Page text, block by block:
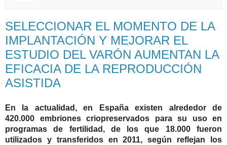
SELECCIONAR EL MOMENTO DE LA
IMPLANTACIÓN Y MEJORAR EL
ESTUDIO DEL VARÓN AUMENTAN LA
EFICACIA DE LA REPRODUCCIÓN
ASISTIDA
En la actualidad, en España existen
alrededor de
420.000 embriones criopreservados para su uso en
programas de fertilidad, de los que 18.000 fueron
utilizados y transferidos en 2011, según reflejan los